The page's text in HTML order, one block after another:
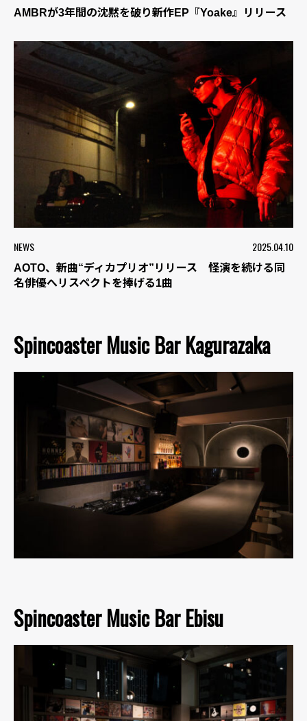
AMBRが3年間の沈黙を破り新作EP『Yoake』リリース
NEWS 2025.04.10
AOTO、新曲“ディカプリオ”リリース 怪演を続ける同
名俳優へリスペクトを捧げる1曲
Spincoaster Music Bar Kagurazaka
Spincoaster Music Bar Ebisu